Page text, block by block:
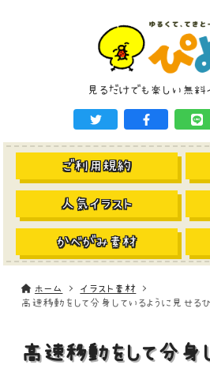
見るだけでも楽しい無料
ご利用規約
人気イラスト
かべがみ素材
ホーム
イラスト素材
高速移動をして分身しているように見せるひ
高速移動をして分身